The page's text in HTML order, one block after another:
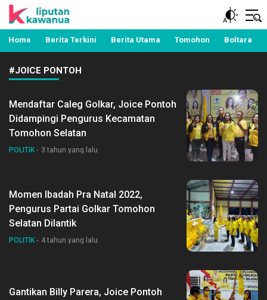
Liputan Kawanua
Berita Manado, Sulawesi Utara, Kawanua, Politik,
Pemerintahan, Hukum Kriminal dan Nasional
Home Berita Terkini Berita Utama Tomohon Boltara
#JOICE PONTOH
Mendaftar Caleg Golkar, Joice Pontoh
Didampingi Pengurus Kecamatan
Tomohon Selatan
POLITIK 3 tahun yang lalu
Momen Ibadah Pra Natal 2022,
Pengurus Partai Golkar Tomohon
Selatan Dilantik
POLITIK 4 tahun yang lalu
Gantikan Billy Parera, Joice Pontoh